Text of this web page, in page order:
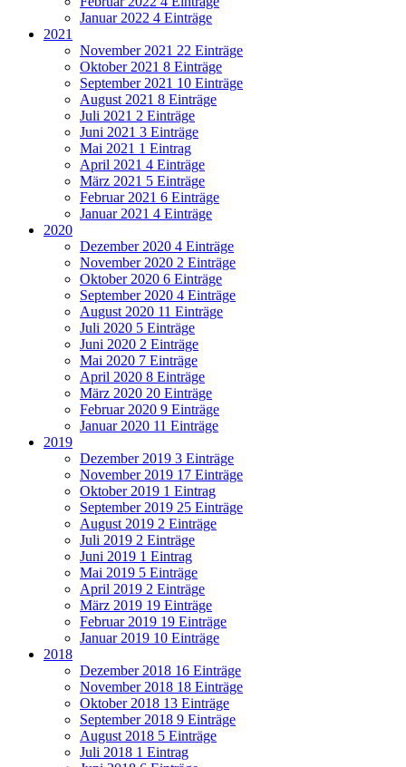
Januar 2022 4 Einträge
2021
November 2021 22 Einträge
Oktober 2021 8 Einträge
September 2021 10 Einträge
August 2021 8 Einträge
Juli 2021 2 Einträge
Juni 2021 3 Einträge
Mai 2021 1 Eintrag
April 2021 4 Einträge
März 2021 5 Einträge
Februar 2021 6 Einträge
Januar 2021 4 Einträge
2020
Dezember 2020 4 Einträge
November 2020 2 Einträge
Oktober 2020 6 Einträge
September 2020 4 Einträge
August 2020 11 Einträge
Juli 2020 5 Einträge
Juni 2020 2 Einträge
Mai 2020 7 Einträge
April 2020 8 Einträge
März 2020 20 Einträge
Februar 2020 9 Einträge
Januar 2020 11 Einträge
2019
Dezember 2019 3 Einträge
November 2019 17 Einträge
Oktober 2019 1 Eintrag
September 2019 25 Einträge
August 2019 2 Einträge
Juli 2019 2 Einträge
Juni 2019 1 Eintrag
Mai 2019 5 Einträge
April 2019 2 Einträge
März 2019 19 Einträge
Februar 2019 19 Einträge
Januar 2019 10 Einträge
2018
Dezember 2018 16 Einträge
November 2018 18 Einträge
Oktober 2018 13 Einträge
September 2018 9 Einträge
August 2018 5 Einträge
Juli 2018 1 Eintrag